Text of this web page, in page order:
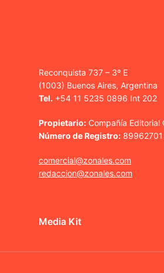
Reconquista 737 – 3º E
(1003) Buenos Aires, Argentina
Tel. +54 11 5235 0896 Int 202
Propietario: Compañía Editorial
Número de Registro: 89962701
comercial@zonales.com
redaccion@zonales.com
Media Kit